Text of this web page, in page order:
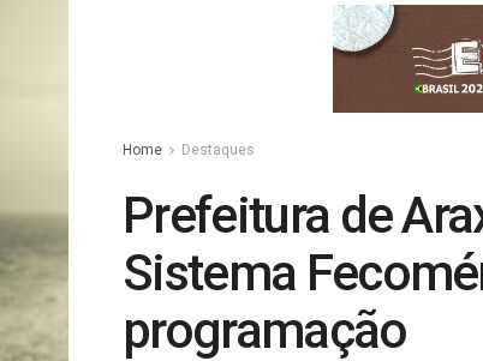
Home Destaques
Prefeitura de
Sistema
programação